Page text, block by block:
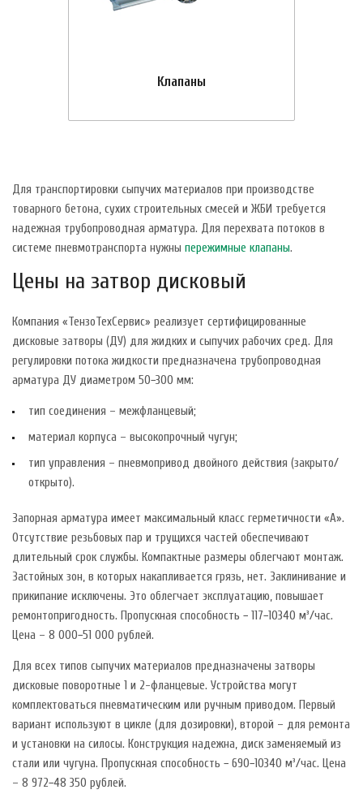
Клапаны
Для транспортировки сыпучих материалов при производстве
товарного бетона, сухих строительных смесей и ЖБИ требуется
надежная трубопроводная арматура. Для перехвата потоков в
системе пневмотранспорта нужны пережимные клапаны.
Цены на затвор дисковый
Компания «ТензоТехСервис» реализует сертифицированные
дисковые затворы (ДУ) для жидких и сыпучих рабочих сред. Для
регулировки потока жидкости предназначена трубопроводная
арматура ДУ диаметром 50−300 мм:
тип соединения – межфланцевый;
материал корпуса – высокопрочный чугун;
тип управления – пневмопривод двойного действия (закрыто/
открыто).
Запорная арматура имеет максимальный класс герметичности «A».
Отсутствие резьбовых пар и трущихся частей обеспечивают
длительный срок службы. Компактные размеры облегчают монтаж.
Застойных зон, в которых накапливается грязь, нет. Заклинивание и
прикипание исключены. Это облегчает эксплуатацию, повышает
ремонтопригодность. Пропускная способность − 117−10340 м³/час.
Цена – 8 000−51 000 рублей.
Для всех типов сыпучих материалов предназначены затворы
дисковые поворотные 1 и 2-фланцевые. Устройства могут
комплектоваться пневматическим или ручным приводом. Первый
вариант используют в цикле (для дозировки), второй – для ремонта
и установки на силосы. Конструкция надежна, диск заменяемый из
стали или чугуна. Пропускная способность − 690−10340 м³/час. Цена
– 8 972−48 350 рублей.